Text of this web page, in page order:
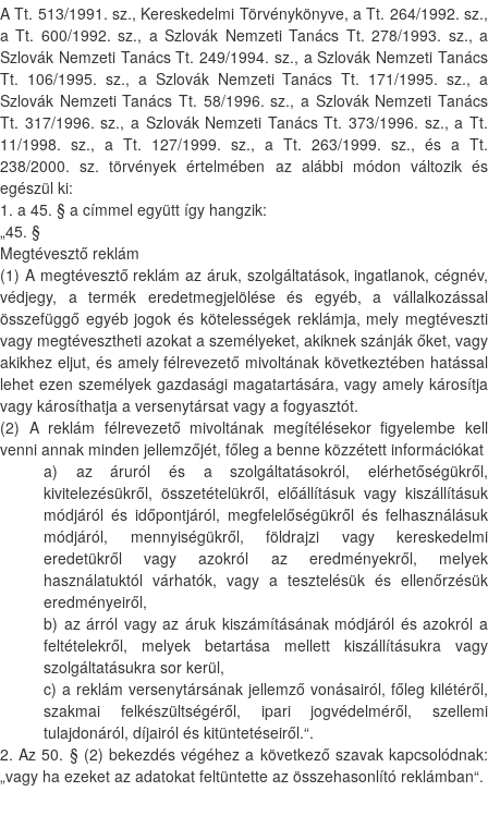
A Tt. 513/1991. sz., Kereskedelmi Törvénykönyve, a Tt. 264/1992. sz.,
a Tt. 600/1992. sz., a Szlovák Nemzeti Tanács Tt. 278/1993. sz., a
Szlovák Nemzeti Tanács Tt. 249/1994. sz., a Szlovák Nemzeti Tanács
Tt. 106/1995. sz., a Szlovák Nemzeti Tanács Tt. 171/1995. sz., a
Szlovák Nemzeti Tanács Tt. 58/1996. sz., a Szlovák Nemzeti Tanács
Tt. 317/1996. sz., a Szlovák Nemzeti Tanács Tt. 373/1996. sz., a Tt.
11/1998. sz., a Tt. 127/1999. sz., a Tt. 263/1999. sz., és a Tt.
238/2000. sz. törvények értelmében az alábbi módon változik és
egészül ki:
1. a 45. § a címmel együtt így hangzik:
„45. §
Megtévesztő reklám
(1) A megtévesztő reklám az áruk, szolgáltatások, ingatlanok, cégnév,
védjegy, a termék eredetmegjelölése és egyéb, a vállalkozással
összefüggő egyéb jogok és kötelességek reklámja, mely megtéveszti
vagy megtévesztheti azokat a személyeket, akiknek szánják őket, vagy
akikhez eljut, és amely félrevezető mivoltának következtében hatással
lehet ezen személyek gazdasági magatartására, vagy amely károsítja
vagy károsíthatja a versenytársat vagy a fogyasztót.
(2) A reklám félrevezető mivoltának megítélésekor figyelembe kell
venni annak minden jellemzőjét, főleg a benne közzétett információkat
a) az áruról és a szolgáltatásokról, elérhetőségükről,
kivitelezésükről, összetételükről, előállításuk vagy kiszállításuk
módjáról és időpontjáról, megfelelőségükről és felhasználásuk
módjáról, mennyiségükről, földrajzi vagy kereskedelmi
eredetükről vagy azokról az eredményekről, melyek
használatuktól várhatók, vagy a tesztelésük és ellenőrzésük
eredményeiről,
b) az árról vagy az áruk kiszámításának módjáról és azokról a
feltételekről, melyek betartása mellett kiszállításukra vagy
szolgáltatásukra sor kerül,
c) a reklám versenytársának jellemző vonásairól, főleg kilétéről,
szakmai felkészültségéről, ipari jogvédelméről, szellemi
tulajdonáról, díjairól és kitüntetéseiről.“.
2. Az 50. § (2) bekezdés végéhez a következő szavak kapcsolódnak:
„vagy ha ezeket az adatokat feltüntette az összehasonlító reklámban“.